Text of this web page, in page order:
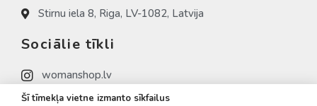
Stirnu iela 8, Riga, LV-1082, Latvija
Sociālie tīkli
womanshop.lv
womanshop.lv (NAIL)
Šī tīmekļa vietne izmanto sīkfailus